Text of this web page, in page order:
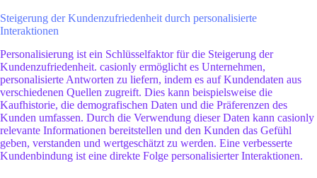
Steigerung der Kundenzufriedenheit durch personalisierte
Interaktionen
Personalisierung ist ein Schlüsselfaktor für die Steigerung der
Kundenzufriedenheit. casionly ermöglicht es Unternehmen,
personalisierte Antworten zu liefern, indem es auf Kundendaten aus
verschiedenen Quellen zugreift. Dies kann beispielsweise die
Kaufhistorie, die demografischen Daten und die Präferenzen des
Kunden umfassen. Durch die Verwendung dieser Daten kann casionly
relevante Informationen bereitstellen und den Kunden das Gefühl
geben, verstanden und wertgeschätzt zu werden. Eine verbesserte
Kundenbindung ist eine direkte Folge personalisierter Interaktionen.